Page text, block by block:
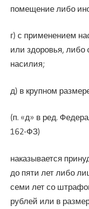
помещение либо
г) с применением
или здоровья, либо
насилия;
д) в крупном
(п. «д» в ред.
162-ФЗ)
наказывается
до пяти лет либо
семи лет со
рублей или в